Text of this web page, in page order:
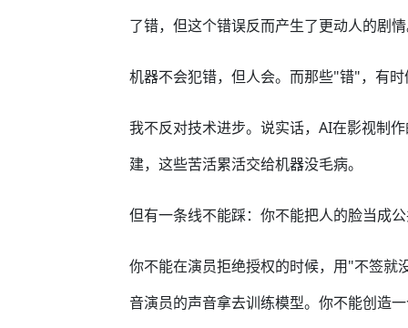
了错，但这个错误反而产生了更动人的剧
机器不会犯错，但人会。而那些"错"，有
我不反对技术进步。说实话，AI在影视制
建，这些苦活累活交给机器没毛病。
但有一条线不能踩：你不能把人的脸当成
你不能在演员拒绝授权的时候，用"不签就
音演员的声音拿去训练模型。你不能创造